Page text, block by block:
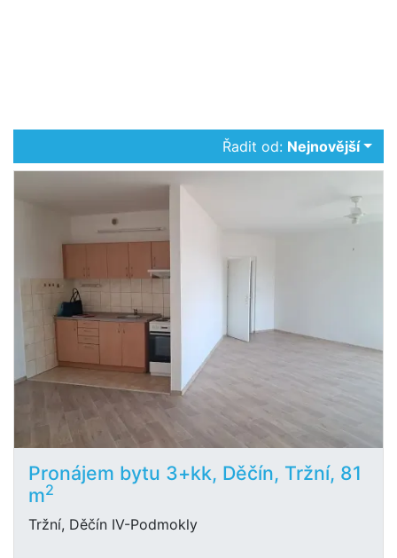
Řadit od: Nejnovější
Pronájem bytu 3+kk, Děčín, Tržní, 81
m2
Tržní, Děčín IV-Podmokly